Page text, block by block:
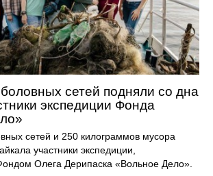
сетей подняли со дна
экспедиции Фонда
сетей и 250 килограммов мусора
участники экспедиции,
Олега Дерипаска «Вольное Дело».